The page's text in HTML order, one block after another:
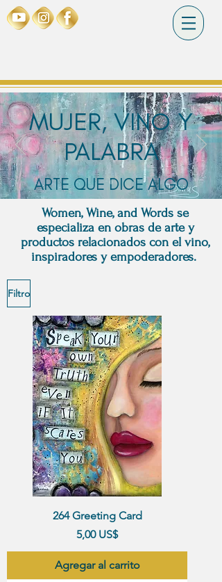
MUJER, VINO Y
PALABRA
ARTE QUE DICE ALGO
Women, Wine, and Words se
especializa en obras de arte y
productos relacionados con el vino,
inspiradores y empoderadores.
Filtro
264 Greeting Card
Precio
5,00 US$
Agregar al carrito